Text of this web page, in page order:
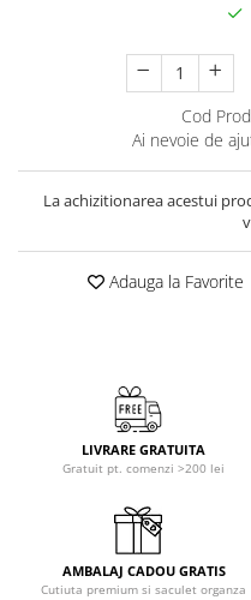
Cod
Ai nevoie de
La achizitionarea acestui
Adauga la Favorite
LIVRARE GRATUITA
Gratuit pt. comenzi >200 lei
AMBALAJ CADOU GRATIS
Cutiuta premium si saculet organza